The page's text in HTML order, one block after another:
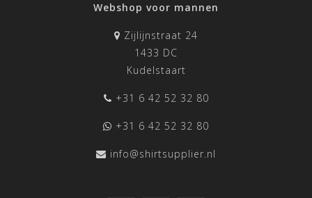
Webshop voor mannen
Zijlijnstraat 24
1433 DC
Kudelstaart
+31 6 42 52 32 80
+31 6 42 52 32 80
info@shirtsupplier.nl